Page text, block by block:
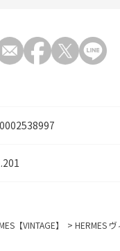
【VINTAGE】 > HERMES